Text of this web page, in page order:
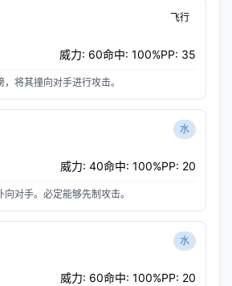
飞行
威力: 60命中: 100%PP: 35
将其撞向对手进行攻击。
水
威力: 40命中: 100%PP: 20
对手。必定能够先制攻击。
水
威力: 60命中: 100%PP: 20